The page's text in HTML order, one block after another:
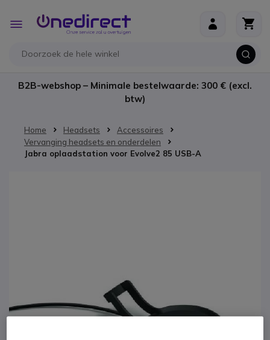
Toggle
Nav
B2B-webshop – Minimale bestelwaarde: 300 € (excl.
btw)
Home Headsets
Accessoires
Vervanging headsets en onderdelen
Jabra oplaadstation voor Evolve2 85 USB-A